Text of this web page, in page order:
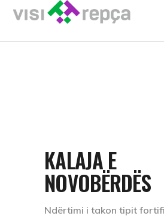
KALAJA E
NOVOBËRDËS
Ndërtimi i takon tipit